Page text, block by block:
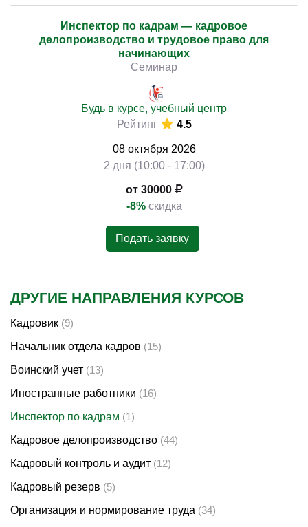
Инспектор по кадрам — кадровое
делопроизводство и трудовое право для
начинающих
Семинар
Будь в курсе, учебный центр
Рейтинг
4.5
08 октября 2026
2 дня (10:00 - 17:00)
от 30000
-8% скидка
Подать заявку
ДРУГИЕ НАПРАВЛЕНИЯ КУРСОВ
Кадровик (9)
Начальник отдела кадров (15)
Воинский учет (13)
Иностранные работники (16)
Инспектор по кадрам (1)
Кадровое делопроизводство (44)
Кадровый контроль и аудит (12)
Кадровый резерв (5)
Организация и нормирование труда (34)